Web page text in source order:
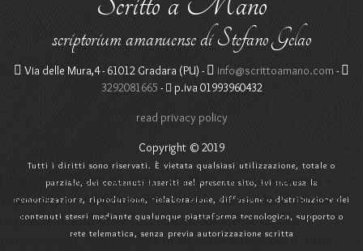
scriptorium amanuense di Stefano Gelao
Via delle Mura,4 - 61012 Gradara (PU) - info@scrittoamano.com -
3292081665 - p.iva 01993960432
read privacy policy
Copyright © 2019
Tutti i diritti sono riservati. È vietata qualsiasi utilizzazione, totale o
parziale, dei contenuti inseriti nel presente sito, ivi inclusa la
memorizzazione, riproduzione, rielaborazione, diffusione o distribuzione dei
contenuti stessi mediante qualunque piattaforma tecnologica, supporto o
rete telematica, senza previa autorizzazione scritta
Utilizziamo i cookie sul nostro sito Web. Alcuni di essi sono
essenziali per il funzionamento del sito, mentre altri ci aiutano a
migliorare questo sito e l'esperienza dell'utente (cookie di
tracciamento). Puoi decidere tu stesso se consentire o meno i